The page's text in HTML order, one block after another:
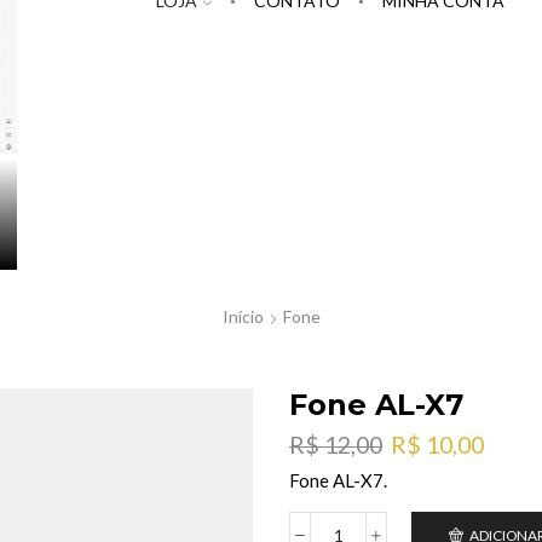
Início Fone
Fone AL-X7
R$12,00 O
R$ 10,00O
é:
Fone AL-X7.